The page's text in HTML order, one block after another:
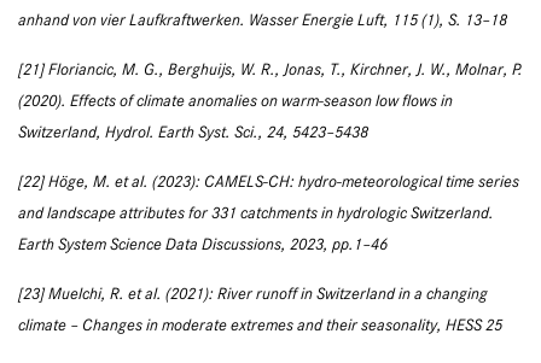
anhand von vier Laufkraftwerken. Wasser Energie Luft, 115 (1), S. 13–18
[21] Floriancic, M. G., Berghuijs, W. R., Jonas, T., Kirchner, J. W., Molnar, P.
(2020). Effects of climate anomalies on warm-season low flows in
Switzerland, Hydrol. Earth Syst. Sci., 24, 5423–5438
[22] Höge, M. et al. (2023): CAMELS-CH: hydro-meteorological time series
and landscape attributes for 331 catchments in hydrologic Switzerland.
Earth System Science Data Discussions, 2023, pp.1–46
[23] Muelchi, R. et al. (2021): River runoff in Switzerland in a changing
climate – Changes in moderate extremes and their seasonality, HESS 25